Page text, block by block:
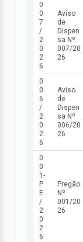
0
0
7
/
2
0
2
6
Aviso
de
Dispen
sa Nº
007/20
26
0
0
6
/
2
0
2
6
Aviso
de
Dispen
sa Nº
006/20
26
0
0
1-
P
E
/
2
0
2
6
Pregão
Nº
001/20
26